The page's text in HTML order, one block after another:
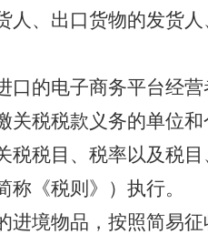
、出口货物的发货
口的电子商务平台经
税税款义务的单位和
税目、税率以及税
《税则》）执行。
境物品，按照简易